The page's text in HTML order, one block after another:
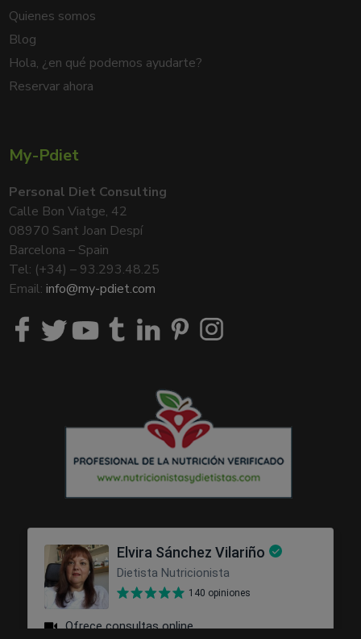
Quienes somos
Blog
Hola, ¿en qué podemos ayudarte?
Reservar ahora
My-Pdiet
Personal Diet Consulting
Calle Bon Viatge, 42
08970 Sant Joan Despí
Barcelona – Spain
Tel: (+34) – 93.293.48.25
Email:info@my-pdiet.com